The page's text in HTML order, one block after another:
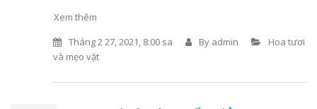
Xem thêm
Tháng 2 27, 2021, 8:00 sa
By admin
Hoa tươi
và mẹo vặt